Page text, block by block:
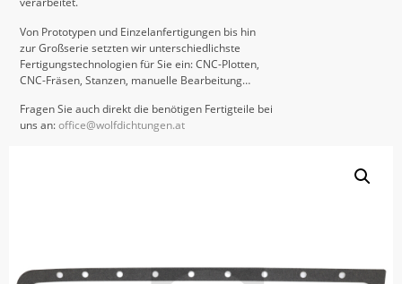
Von Prototypen und Einzelanfertigungen bis hin
zur Großserie setzten wir unterschiedlichste
Fertigungstechnologien für Sie ein: CNC-Plotten,
CNC-Fräsen, Stanzen, manuelle Bearbeitung…
Fragen Sie auch direkt die benötigen Fertigteile bei
uns an:office@wolfdichtungen.at